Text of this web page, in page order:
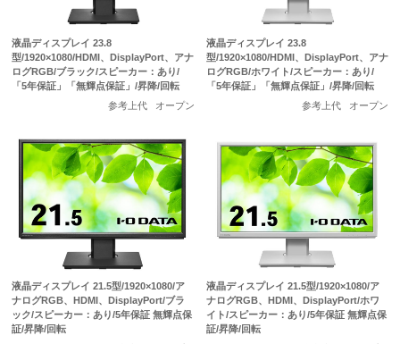
液晶ディスプレイ 23.8
型/1920×1080/HDMI、DisplayPort、アナ
ログRGB/ブラック/スピーカー：あり/
「5年保証」「無輝点保証」/昇降/回転
参考上代
オープン
液晶ディスプレイ 23.8
型/1920×1080/HDMI、DisplayPort、アナ
ログRGB/ホワイト/スピーカー：あり/
「5年保証」「無輝点保証」/昇降/回転
参考上代
オープン
液晶ディスプレイ 21.5型/1920×1080/ア
ナログRGB、HDMI、DisplayPort/ブラ
ック/スピーカー：あり/5年保証 無輝点保
証/昇降/回転
液晶ディスプレイ 21.5型/1920×1080/ア
ナログRGB、HDMI、DisplayPort/ホワ
イト/スピーカー：あり/5年保証 無輝点保
証/昇降/回転